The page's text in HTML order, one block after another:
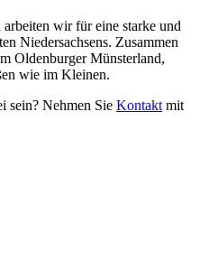
wir für eine starke und
Niedersachsens. Zusammen
Oldenburger Münsterland,
wie im Kleinen.
sein? Nehmen Sie Kontakt mit